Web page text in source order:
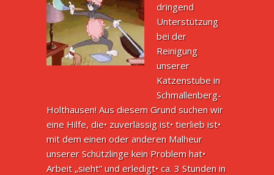
dringend
Unterstützung
bei der
Reinigung
unserer
Katzenstube in
Schmallenberg-
Holthausen! Aus diesem Grund suchen wir
eine Hilfe, die• zuverlässig ist• tierlieb ist•
mit dem einen oder anderen Malheur
unserer Schützlinge kein Problem hat•
Arbeit „sieht“ und erledigt• ca. 3 Stunden in